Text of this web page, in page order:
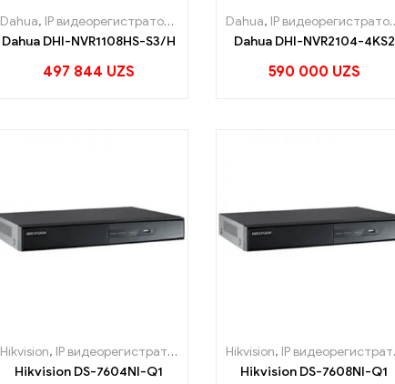
Dahua, IP видеорегистраторы
Dahua DHI-NVR1108HS-S3/H
497 844 UZS
Dahua, IP видеорегистраторы
Dahua DHI-NVR2104-4KS2
590 000 UZS
Hikvision, IP видеорегистраторы
Hikvision DS-7604NI-Q1
Hikvision, IP видеорегистраторы
Hikvision DS-7608NI-Q1